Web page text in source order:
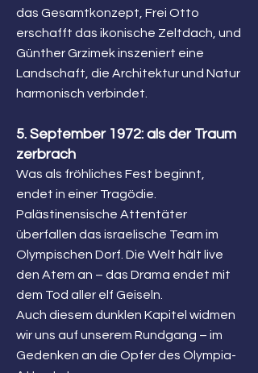
das Gesamtkonzept, Frei Otto
erschafft das ikonische Zeltdach, und
Günther Grzimek inszeniert eine
Landschaft, die Architektur und Natur
harmonisch verbindet.
5. September 1972: als der Traum
zerbrach
Was als fröhliches Fest beginnt,
endet in einer Tragödie.
Palästinensische Attentäter
überfallen das israelische Team im
Olympischen Dorf. Die Welt hält live
den Atem an – das Drama endet mit
dem Tod aller elf Geiseln.
Auch diesem dunklen Kapitel widmen
wir uns auf unserem Rundgang – im
Gedenken an die Opfer des Olympia-